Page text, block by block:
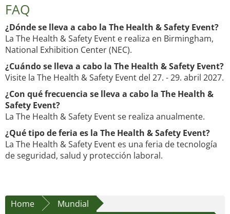
FAQ
¿Dónde se lleva a cabo la The Health & Safety Event?
La The Health & Safety Event e realiza en Birmingham,
National Exhibition Center (NEC).
¿Cuándo se lleva a cabo la The Health & Safety Event?
Visite la The Health & Safety Event del 27. - 29. abril 2027.
¿Con qué frecuencia se lleva a cabo la The Health &
Safety Event?
La The Health & Safety Event se realiza anualmente.
¿Qué tipo de feria es la The Health & Safety Event?
La The Health & Safety Event es una feria de tecnología
de seguridad, salud y protección laboral.
Home
Mundial